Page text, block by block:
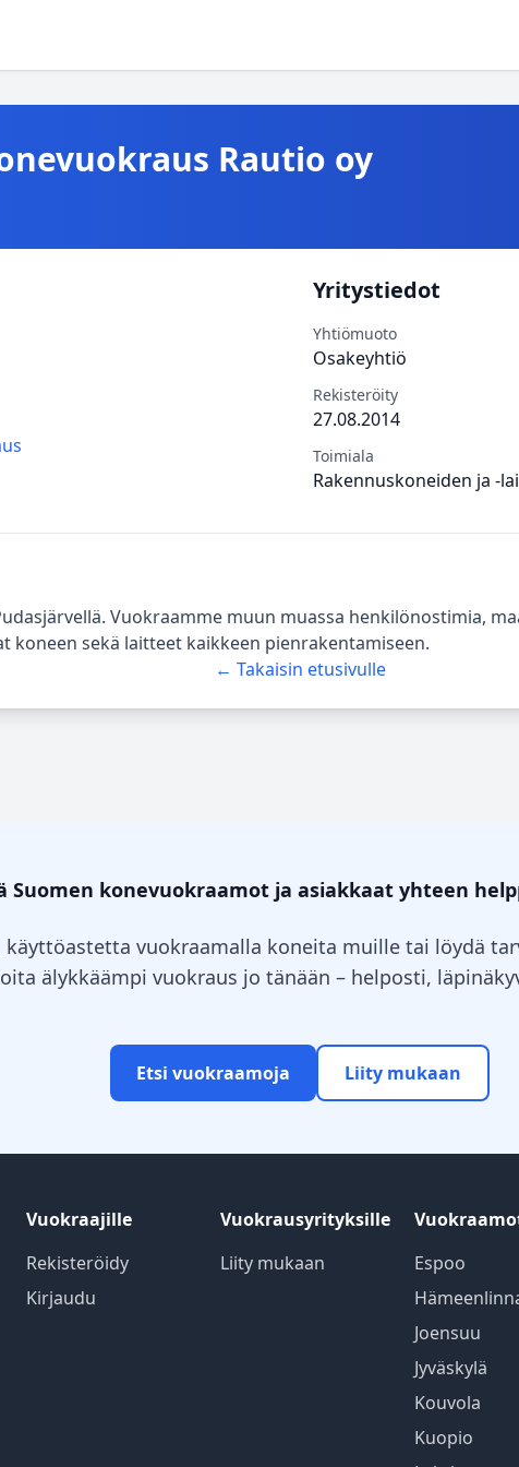
Rautio oy
Yritystiedot
Yhtiömuoto
Osakeyhtiö
Rekisteröity
27.08.2014
Toimiala
Rakennuskoneiden ja -
Vuokraamme muun muassa henkilönostimia,
koneen sekä laitteet kaikkeen pienrakentamiseen.
← Takaisin etusivulle
Suomen konevuokraamot ja asiakkaat yhteen
käyttöastetta vuokraamalla koneita muille tai löydä
älykkäämpi vuokraus jo tänään – helposti,
Etsi vuokraamoja Liity mukaan
Vuokraajille
Rekisteröidy
Kirjaudu
Vuokrausyrityksille
Liity mukaan
Espoo
Joensuu
Jyväskylä
Kouvola
Kuopio